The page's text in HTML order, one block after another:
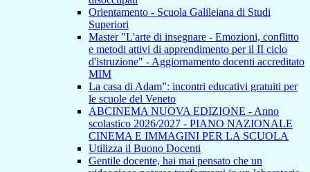
Orientamento - Scuola Galileiana di Studi
Superiori
Master "L'arte di insegnare - Emozioni, conflitto
e metodi attivi di apprendimento per il II ciclo
d'istruzione" - Aggiornamento docenti accreditato
MIM
La casa di Adam”: incontri educativi gratuiti per
le scuole del Veneto
ABCINEMA NUOVA EDIZIONE - Anno
scolastico 2026/2027 - PIANO NAZIONALE
CINEMA E IMMAGINI PER LA SCUOLA
Utilizza il Buono Docenti
Gentile docente, hai mai pensato che un